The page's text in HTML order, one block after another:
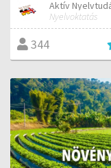
Aktív
Nyelvoktatás
344